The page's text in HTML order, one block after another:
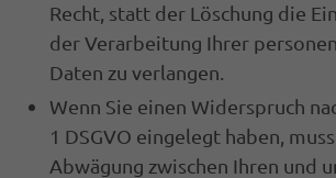
Recht, statt der Löschung die
der Verarbeitung Ihrer
Daten zu verlangen.
Wenn Sie einen Widerspruch
1 DSGVO eingelegt haben,
Abwägung zwischen Ihren und